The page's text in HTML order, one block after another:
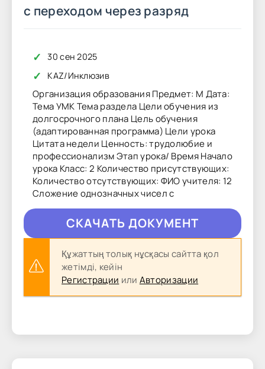
с переходом через разряд
✓ 30 сен 2025
✓ KAZ/Инклюзив
Организация образования Предмет: М Дата:
Тема УМК Тема раздела Цели обучения из
долгосрочного плана Цель обучения
(адаптированная программа) Цели урока
Цитата недели Ценность: трудолюбие и
профессионализм Этап урока/ Время Начало
урока Класс: 2 Количество присутствующих:
Количество отсутствующих: ФИО учителя: 12
Сложение однозначных чисел с
CКAЧAТЬ ДОКУМЕНТ
Құжаттың толық нұсқасы сайтта қол
жетімді, кейін
Регистрации или Авторизации